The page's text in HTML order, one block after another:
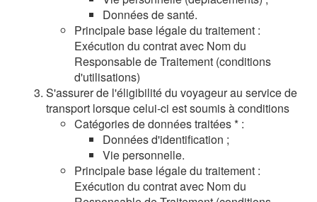
Données de santé.
Principale base légale du traitement :
Exécution du contrat avec Nom du
Responsable de Traitement (conditions
d'utilisations)
S'assurer de l'éligibilité du voyageur au service de
transport lorsque celui-ci est soumis à conditions
Catégories de données traitées * :
Données d'identification ;
Vie personnelle.
Principale base légale du traitement :
Exécution du contrat avec Nom du